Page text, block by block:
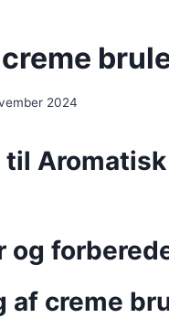
2024
og
af creme